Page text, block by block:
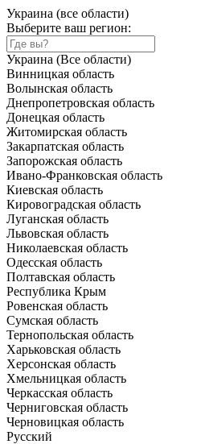
Украина (все области)
Выберите ваш регион:
Украина (Все области)
Винницкая область
Волынская область
Днепропетровская область
Донецкая область
Житомирская область
Закарпатская область
Запорожская область
Ивано-Франковская область
Киевская область
Кировоградская область
Луганская область
Львовская область
Николаевская область
Одесская область
Полтавская область
Республика Крым
Ровенская область
Сумская область
Тернопольская область
Харьковская область
Херсонская область
Хмельницкая область
Черкасская область
Черниговская область
Черновицкая область
Русский